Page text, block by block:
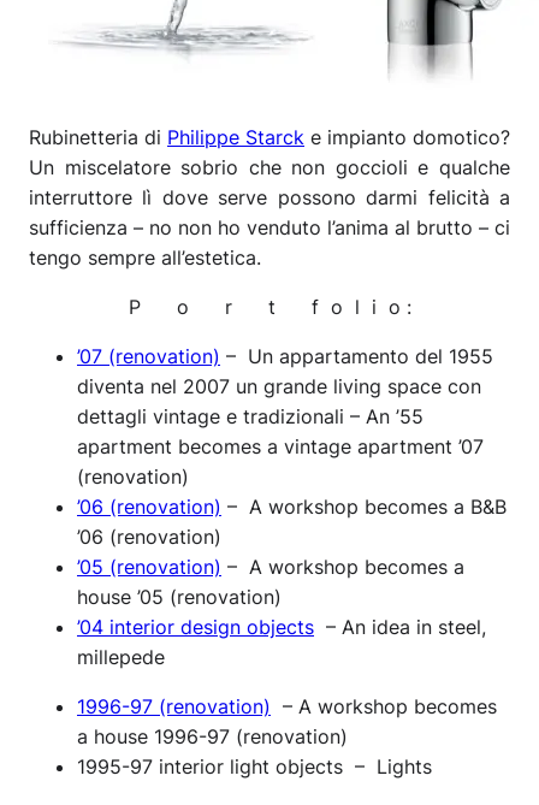
Rubinetteria di Philippe Starck e impianto domotico?
Un miscelatore sobrio che non goccioli e qualche
interruttore lì dove serve possono darmi felicità a
sufficienza – no non ho venduto l’anima al brutto – ci
tengo sempre all’estetica.
P o r t f o l i o :
’07 (renovation) – Un appartamento del 1955
diventa nel 2007 un grande living space con
dettagli vintage e tradizionali – An ’55
apartment becomes a vintage apartment ’07
(renovation)
’06 (renovation) – A workshop becomes a B&B
’06 (renovation)
’05 (renovation) – A workshop becomes a
house ’05 (renovation)
’04 interior design objects – An idea in steel,
millepede
1996-97 (renovation) – A workshop becomes
a house 1996-97 (renovation)
1995-97 interior light objects – Lights